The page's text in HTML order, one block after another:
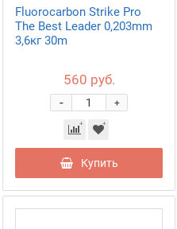
Fluorocarbon Strike Pro
The Best Leader 0,203mm
3,6кг 30m
560 руб.
+
-
Купить